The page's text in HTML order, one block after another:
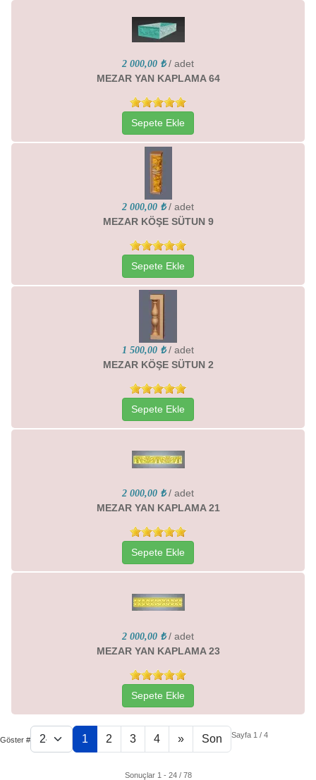
2 000,00 ₺ / adet
MEZAR YAN KAPLAMA 64
Sepete Ekle
2 000,00 ₺ / adet
MEZAR KÖŞE SÜTUN 9
Sepete Ekle
1 500,00 ₺ / adet
MEZAR KÖŞE SÜTUN 2
Sepete Ekle
2 000,00 ₺ / adet
MEZAR YAN KAPLAMA 21
Sepete Ekle
2 000,00 ₺ / adet
MEZAR YAN KAPLAMA 23
Sepete Ekle
Göster # 1 2 3 4 » Son Sayfa 1 / 4
Sonuçlar 1 - 24 / 78